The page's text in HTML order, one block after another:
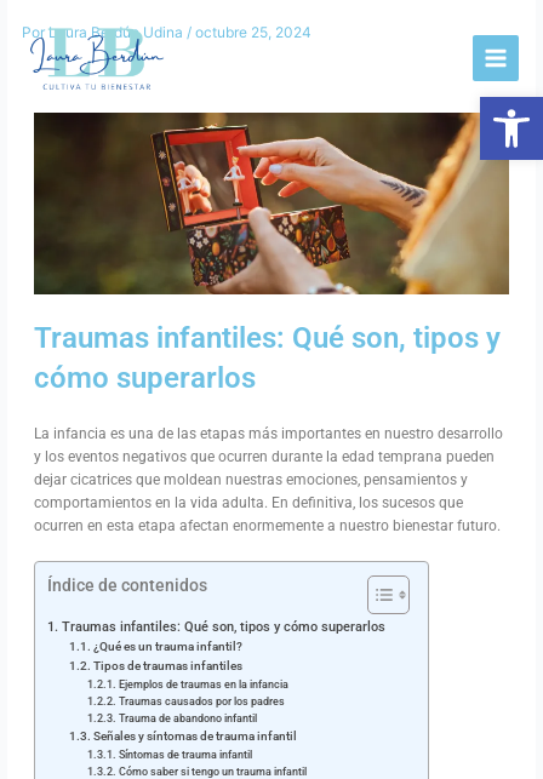
contenido
PorLaura Berdún Udina/octubre 25, 2024
Traumas infantiles: Qué son, tipos y
cómo superarlos
La infancia es una de las etapas más importantes en nuestro desarrollo
y los eventos negativos que ocurren durante la edad temprana pueden
dejar cicatrices que moldean nuestras emociones, pensamientos y
comportamientos en la vida adulta. En definitiva, los sucesos que
ocurren en esta etapa afectan enormemente a nuestro bienestar futuro.
Índice de contenidos
Traumas infantiles: Qué son, tipos y cómo superarlos
¿Qué es un trauma infantil?
Tipos de traumas infantiles
Ejemplos de traumas en la infancia
Traumas causados por los padres
Trauma de abandono infantil
Señales y síntomas de trauma infantil
Síntomas de trauma infantil
Cómo saber si tengo un trauma infantil
Abrir